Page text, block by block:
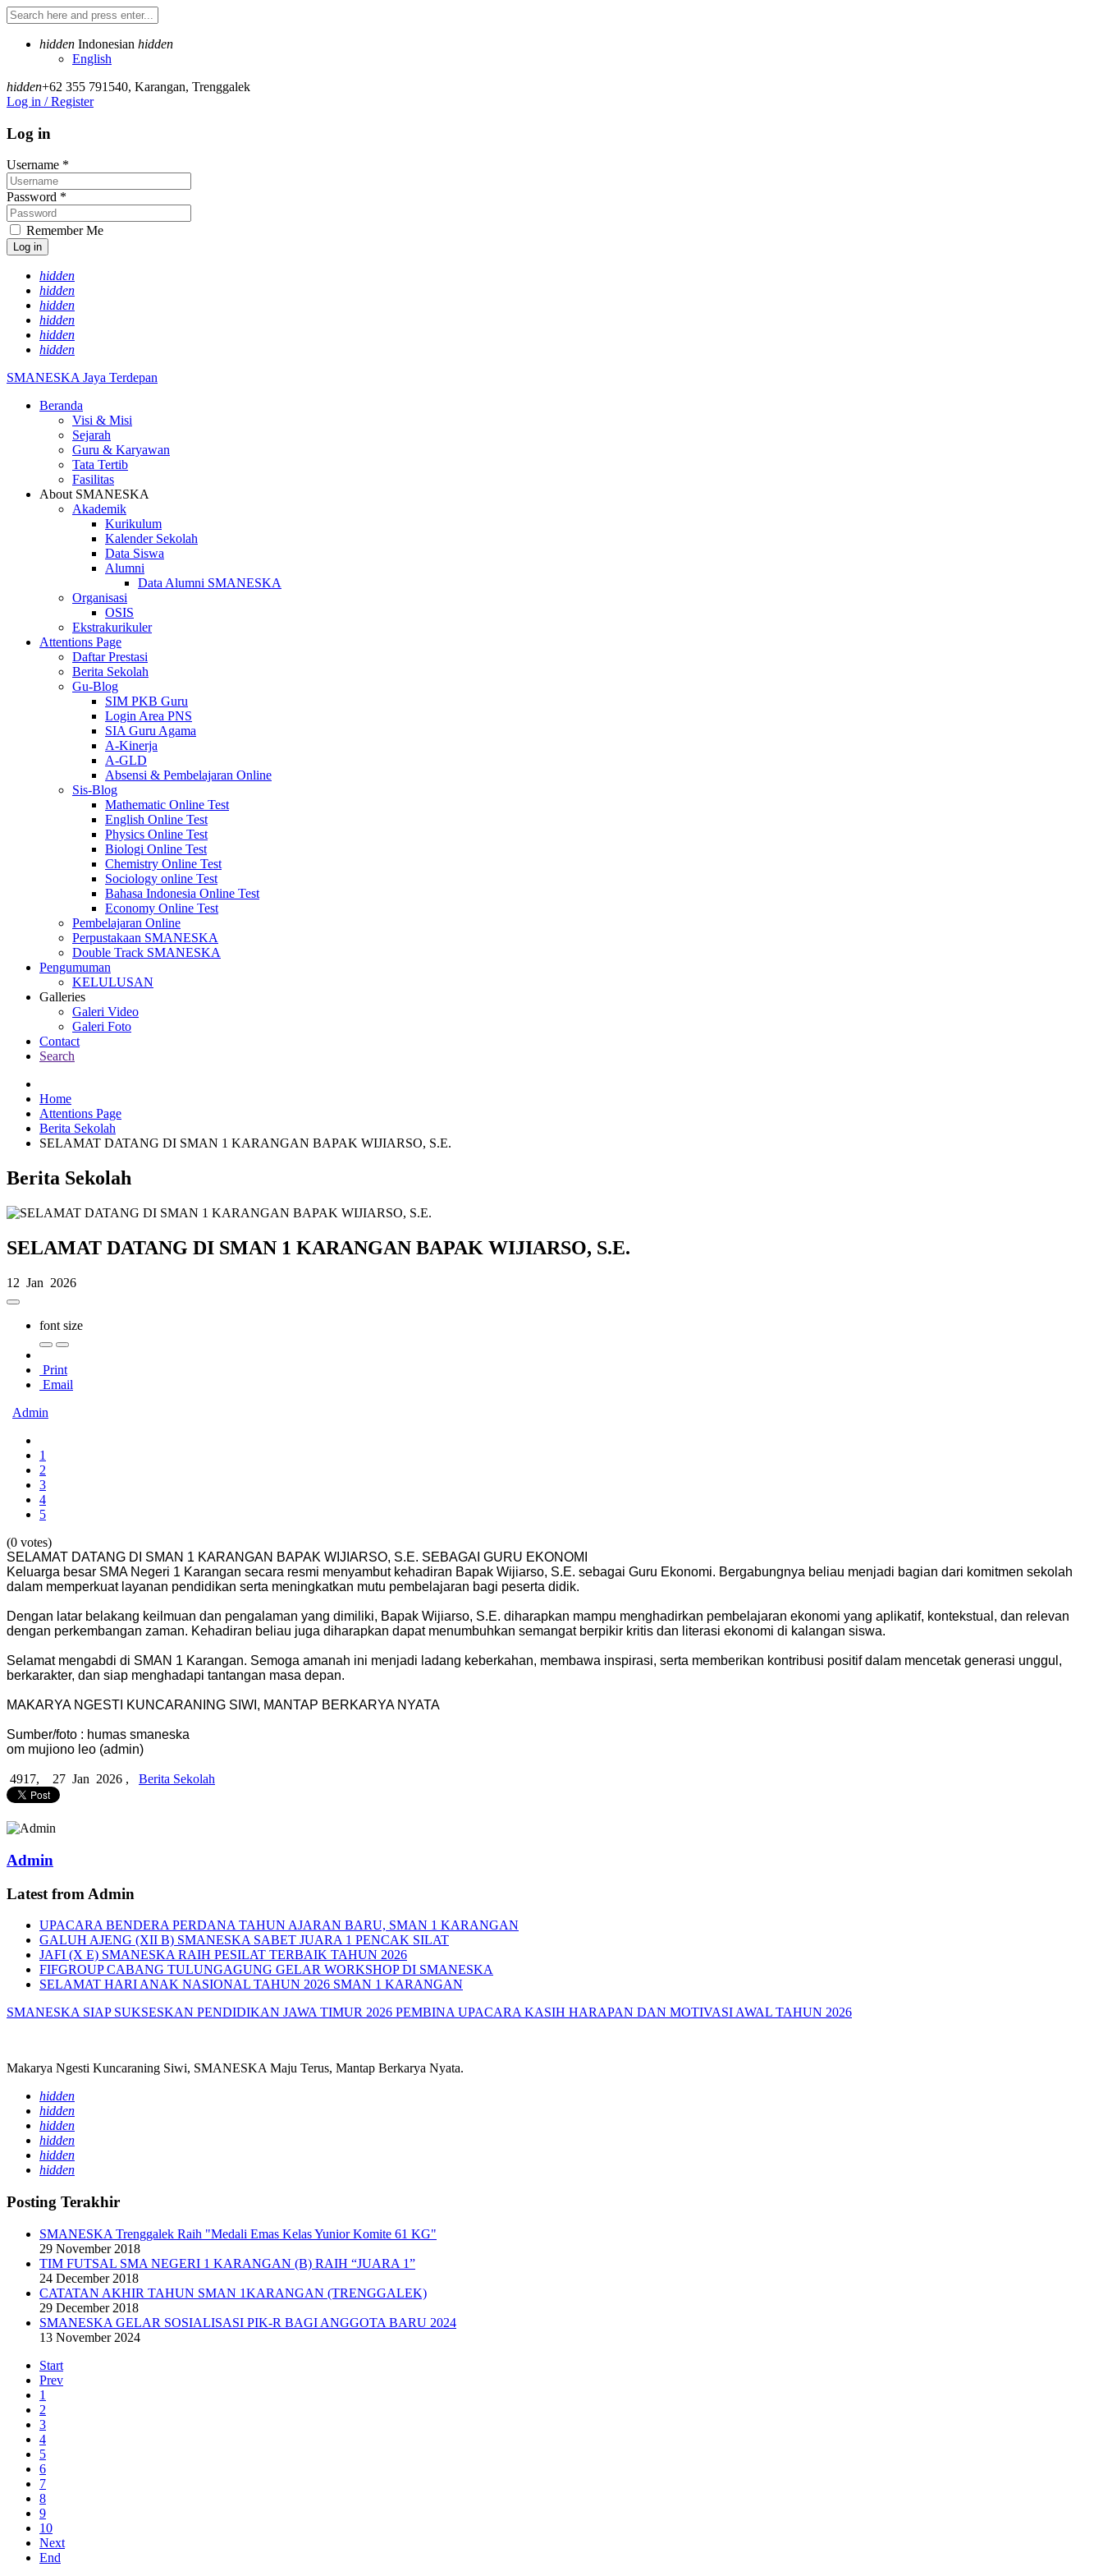
hidden Indonesian hidden
English
hidden+62 355 791540, Karangan, Trenggalek
Log in / Register
Log in
Username *
Password *
Remember Me
Log in
hidden
hidden
hidden
hidden
hidden
hidden
SMANESKA Jaya Terdepan
Beranda
Visi & Misi
Sejarah
Guru & Karyawan
Tata Tertib
Fasilitas
About SMANESKA
Akademik
Kurikulum
Kalender Sekolah
Data Siswa
Alumni
Data Alumni SMANESKA
Organisasi
OSIS
Ekstrakurikuler
Attentions Page
Daftar Prestasi
Berita Sekolah
Gu-Blog
SIM PKB Guru
Login Area PNS
SIA Guru Agama
A-Kinerja
A-GLD
Absensi & Pembelajaran Online
Sis-Blog
Mathematic Online Test
English Online Test
Physics Online Test
Biologi Online Test
Chemistry Online Test
Sociology online Test
Bahasa Indonesia Online Test
Economy Online Test
Pembelajaran Online
Perpustakaan SMANESKA
Double Track SMANESKA
Pengumuman
KELULUSAN
Galleries
Galeri Video
Galeri Foto
Contact
Search
Home
Attentions Page
Berita Sekolah
SELAMAT DATANG DI SMAN 1 KARANGAN BAPAK WIJIARSO, S.E.
Berita Sekolah
SELAMAT DATANG DI SMAN 1 KARANGAN BAPAK WIJIARSO, S.E.
12 Jan 2026
font size
Print
Email
Admin
1
2
3
4
5
(0 votes)
SELAMAT DATANG DI SMAN 1 KARANGAN BAPAK WIJIARSO, S.E. SEBAGAI GURU EKONOMI
Keluarga besar SMA Negeri 1 Karangan secara resmi menyambut kehadiran Bapak Wijiarso, S.E. sebagai Guru Ekonomi. Bergabungnya beliau menjadi bagian dari komitmen sekolah
dalam memperkuat layanan pendidikan serta meningkatkan mutu pembelajaran bagi peserta didik.
Dengan latar belakang keilmuan dan pengalaman yang dimiliki, Bapak Wijiarso, S.E. diharapkan mampu menghadirkan pembelajaran ekonomi yang aplikatif, kontekstual, dan relevan
dengan perkembangan zaman. Kehadiran beliau juga diharapkan dapat menumbuhkan semangat berpikir kritis dan literasi ekonomi di kalangan siswa.
Selamat mengabdi di SMAN 1 Karangan. Semoga amanah ini menjadi ladang keberkahan, membawa inspirasi, serta memberikan kontribusi positif dalam mencetak generasi unggul,
berkarakter, dan siap menghadapi tantangan masa depan.
MAKARYA NGESTI KUNCARANING SIWI, MANTAP BERKARYA NYATA
Sumber/foto : humas smaneska
om mujiono leo (admin)
4917, 27 Jan 2026 , Berita Sekolah
Admin
Latest from Admin
UPACARA BENDERA PERDANA TAHUN AJARAN BARU, SMAN 1 KARANGAN
GALUH AJENG (XII B) SMANESKA SABET JUARA 1 PENCAK SILAT
JAFI (X E) SMANESKA RAIH PESILAT TERBAIK TAHUN 2026
FIFGROUP CABANG TULUNGAGUNG GELAR WORKSHOP DI SMANESKA
SELAMAT HARI ANAK NASIONAL TAHUN 2026 SMAN 1 KARANGAN
SMANESKA SIAP SUKSESKAN PENDIDIKAN JAWA TIMUR 2026 PEMBINA UPACARA KASIH HARAPAN DAN MOTIVASI AWAL TAHUN 2026
Makarya Ngesti Kuncaraning Siwi, SMANESKA Maju Terus, Mantap Berkarya Nyata.
hidden
hidden
hidden
hidden
hidden
hidden
Posting Terakhir
SMANESKA Trenggalek Raih "Medali Emas Kelas Yunior Komite 61 KG"
29 November 2018
TIM FUTSAL SMA NEGERI 1 KARANGAN (B) RAIH “JUARA 1”
24 December 2018
CATATAN AKHIR TAHUN SMAN 1KARANGAN (TRENGGALEK)
29 December 2018
SMANESKA GELAR SOSIALISASI PIK-R BAGI ANGGOTA BARU 2024
13 November 2024
Start
Prev
1
2
3
4
5
6
7
8
9
10
Next
End